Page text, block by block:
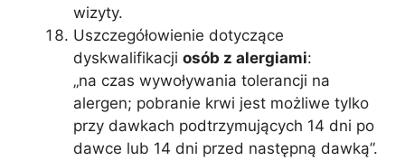
wizyty.
Uszczegółowienie dotyczące
dyskwalifikacji osób z alergiami:
„na czas wywoływania tolerancji na
alergen; pobranie krwi jest możliwe tylko
przy dawkach podtrzymujących 14 dni po
dawce lub 14 dni przed następną dawką”.